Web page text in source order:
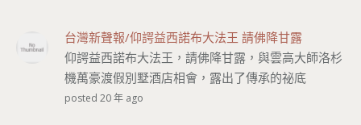
台灣新聲報/仰諤益西諾布大法王 請佛降甘露
仰諤益西諾布大法王，請佛降甘露，與雲高大師洛杉
機萬豪渡假別墅酒店相會，露出了傳承的祕底
posted 20 年 ago